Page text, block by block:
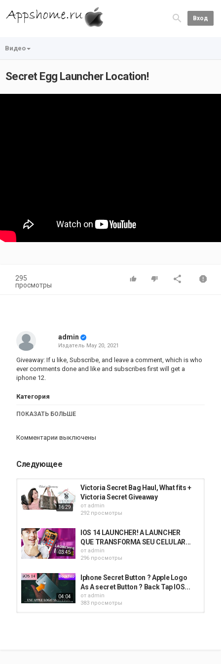
Вход
Видео
Secret Egg Launcher Location!
295
просмотры
admin
Издатель May 20, 2021
Giveaway: If u like, Subscribe, and leave a comment, which is who
ever comments done and like and subscribes first will get a
iphone 12.
Категория
ПОКАЗАТЬ БОЛЬШЕ
Комментарии выключены
Следующее
16:29
Victoria Secret Bag Haul, What fits +
Victoria Secret Giveaway
от admin
292 просмотры
03:45
IOS 14 LAUNCHER! A LAUNCHER
QUE TRANSFORMA SEU CELULAR...
от admin
296 просмотры
04:04
Iphone Secret Button ? Apple Logo
As A secret Button ? Back Tap IOS...
от admin
383 просмотры